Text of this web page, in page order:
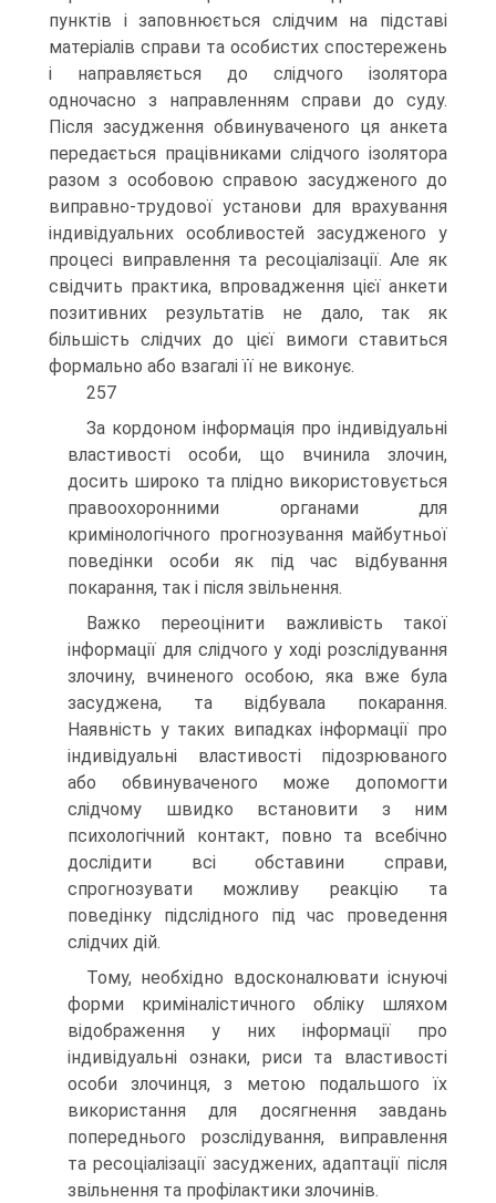
пунктів і заповнюється слідчим на підставі
матеріалів справи та особистих спостережень
і направляється до слідчого ізолятора
одночасно з направленням справи до суду.
Після засудження обвинуваченого ця анкета
передається працівниками слідчого ізолятора
разом з особовою справою засудженого до
виправно-трудової установи для врахування
індивідуальних особливостей засудженого у
процесі виправлення та ресоціалізації. Але як
свідчить практика, впровадження цієї анкети
позитивних результатів не дало, так як
більшість слідчих до цієї вимоги ставиться
формально або взагалі її не виконує.
257
За кордоном інформація про індивідуальні
властивості особи, що вчинила злочин,
досить широко та плідно використовується
правоохоронними органами для
кримінологічного прогнозування майбутньої
поведінки особи як під час відбування
покарання, так і після звільнення.
Важко переоцінити важливість такої
інформації для слідчого у ході розслідування
злочину, вчиненого особою, яка вже була
засуджена, та відбувала покарання.
Наявність у таких випадках інформації про
індивідуальні властивості підозрюваного
або обвинуваченого може допомогти
слідчому швидко встановити з ним
психологічний контакт, повно та всебічно
дослідити всі обставини справи,
спрогнозувати можливу реакцію та
поведінку підслідного під час проведення
слідчих дій.
Тому, необхідно вдосконалювати існуючі
форми криміналістичного обліку шляхом
відображення у них інформації про
індивідуальні ознаки, риси та властивості
особи злочинця, з метою подальшого їх
використання для досягнення завдань
попереднього розслідування, виправлення
та ресоціалізації засуджених, адаптації після
звільнення та профілактики злочинів.